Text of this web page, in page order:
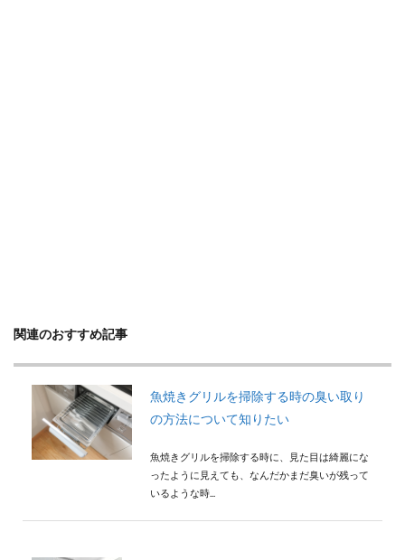
関連のおすすめ記事
魚焼きグリルを掃除する時の臭い取り
の方法について知りたい
魚焼きグリルを掃除する時に、見た目は綺麗にな
ったように見えても、なんだかまだ臭いが残って
いるような時...